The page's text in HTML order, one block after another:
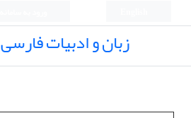
زبان و ادبیات فارسی